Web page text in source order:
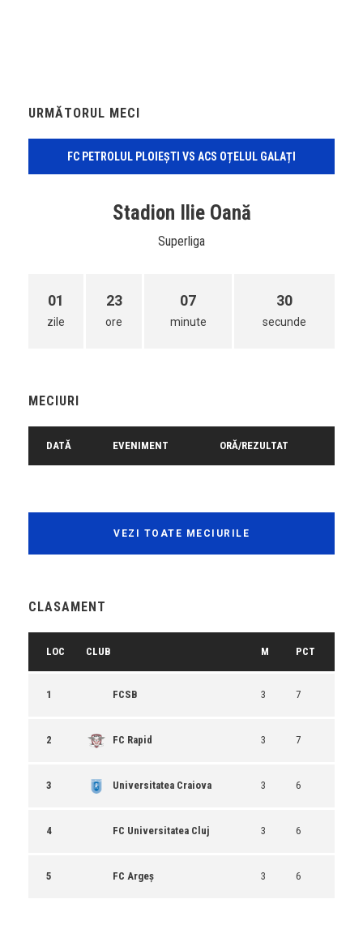
URMĂTORUL MECI
FC PETROLUL PLOIEȘTI VS ACS OȚELUL GALAȚI
Stadion Ilie Oană
Superliga
01
zile
23
ore
07
minute
30
secunde
MECIURI
DATĂ EVENIMENT ORĂ/REZULTAT
VEZI TOATE MECIURILE
CLASAMENT
LOC CLUB M PCT
1 FCSB 3 7
2 FC Rapid 3 7
3 Universitatea Craiova 3 6
4 FC Universitatea Cluj 3 6
5 FC Argeș 3 6